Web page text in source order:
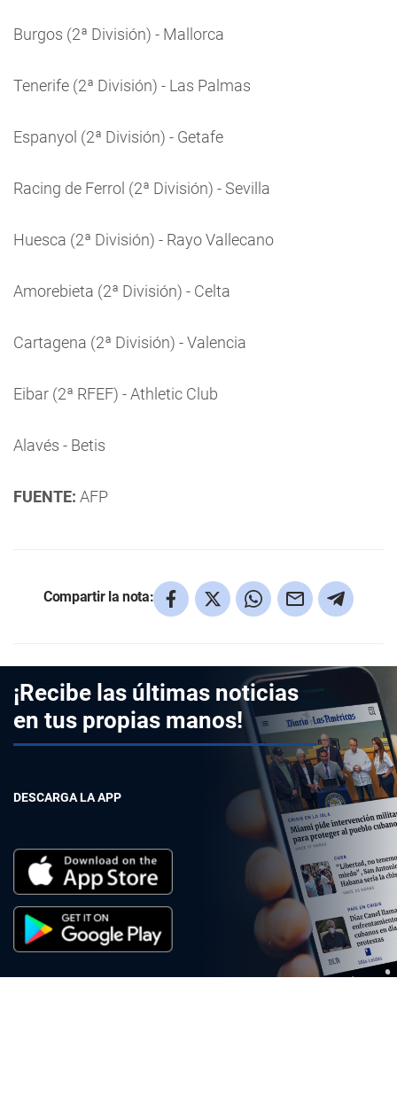
Burgos (2ª División) - Mallorca
Tenerife (2ª División) - Las Palmas
Espanyol (2ª División) - Getafe
Racing de Ferrol (2ª División) - Sevilla
Huesca (2ª División) - Rayo Vallecano
Amorebieta (2ª División) - Celta
Cartagena (2ª División) - Valencia
Eibar (2ª RFEF) - Athletic Club
Alavés - Betis
FUENTE: AFP
Compartir la nota:
¡Recibe las últimas noticias
en tus propias manos!
DESCARGA LA APP